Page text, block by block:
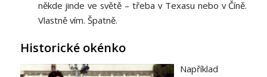
někde jinde ve světě – třeba v Texasu nebo v Číně.
Vlastně vím. Špatně.
Historické okénko
Například